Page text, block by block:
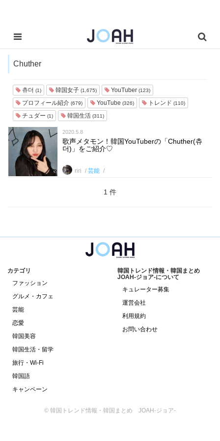
Chuther
츄더 (1) 韓国女子 (1,675) YouTuber (123)
プロフィール紹介 (679) YouTube (326) トレンド (110)
チュダー (1) 韓国生活 (311)
2020.5.8
歌声メタモン！韓国YouTuberの「Chuther(츄
더)」をご紹介♡
riri 芸能
1 件
カテゴリ
ファッション
グルメ・カフェ
芸能
恋愛
韓国美容
韓国生活・留学
旅行・Wi-Fi
韓国語
キャンペーン
韓国トレンド情報・韓国まとめ
JOAH-ジョア-について
キュレーター募集
運営会社
利用規約
お問い合わせ
© 韓国トレンド情報・韓国まとめ JOAH-ジョア-